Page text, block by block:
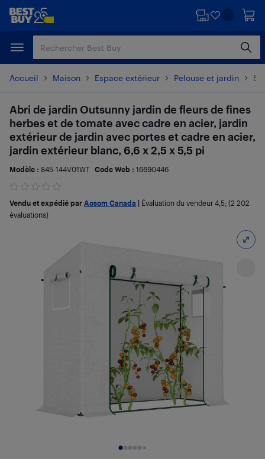
Passer
principal
Passer
Accueil Maison Espace extérieur Pelouse et jardin
Abri de jardin Outsunny jardin de fleurs de fines
herbes et de tomate avec cadre en acier, jardin
extérieur de jardin avec portes et cadre en acier,
jardin extérieur blanc, 6,6 x 2,5 x 5,5 pi
Modèle : 845-144V01WT Code Web : 16690446
Vendu et expédié par Aosom Canada Évaluation du vendeur 4,5; (2 202
évaluations)